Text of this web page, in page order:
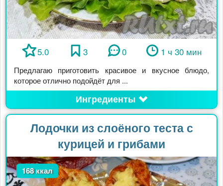
5.0 3 0 1 ч 30 мин
Предлагаю приготовить красивое и вкусное блюдо,
которое отлично подойдёт для ...
Ингредиенты
Лодочки из слоёного теста с
курицей и грибами
168 ккал